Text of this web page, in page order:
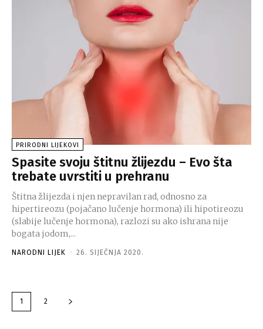
PRIRODNI LIJEKOVI
Spasite svoju štitnu žlijezdu – Evo šta
trebate uvrstiti u prehranu
Štitna žlijezda i njen nepravilan rad, odnosno za
hipertireozu (pojačano lučenje hormona) ili hipotireozu
(slabije lučenje hormona), razlozi su ako ishrana nije
bogata jodom,...
NARODNI LIJEK - 26. SIJEČNJA 2020.
1 2